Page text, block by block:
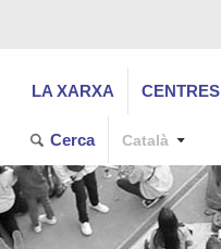
LA XARXA CENTRES
Cerca Català